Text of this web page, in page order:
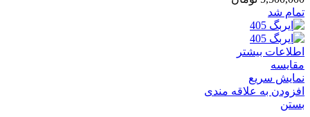
تمام شد
اطلاعات بیشتر
مقایسه
نمایش سریع
افزودن به علاقه مندی
بستن